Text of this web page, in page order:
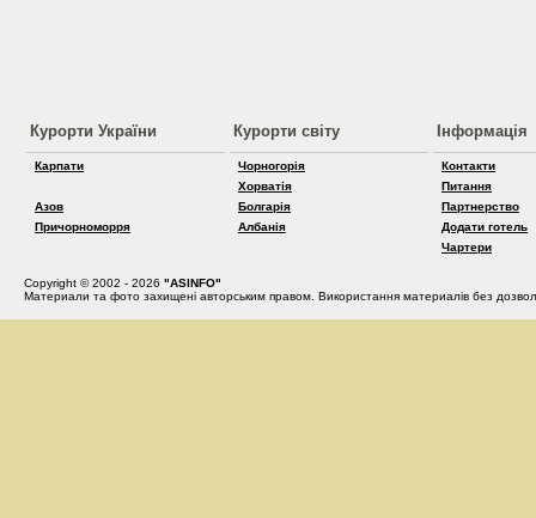
Курорти України
Карпати
Азов
Причорноморря
Курорти світу
Чорногорія
Хорватія
Болгарія
Албанія
Інформація
Контакти
Питання
Партнерство
Додати готель
Чартери
Copyright © 2002 - 2026 "ASINFO"
Материали та фото захищені авторським правом. Використання материалів без